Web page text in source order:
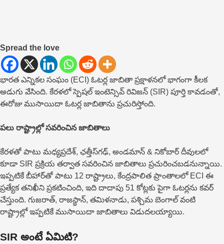
Spread the love
భారత ఎన్నికల సంఘం (ECI) ఓటర్ల జాబితా ప్రక్షాళనలో భాగంగా కీలక
అడుగు వేసింది. కేరళలో స్పెషల్ ఇంటెన్సివ్ రివిజన్ (SIR) పూర్తి కావడంతో,
ఈరోజు ముసాయిదా ఓటర్ల జాబితాను ప్రచురిస్తోంది.
పలు రాష్ట్రాల్లో సవరించిన జాబితాలు
కేరళతో పాటు మధ్యప్రదేశ్, ఛత్తీస్‌గఢ్, అండమాన్ & నికోబార్ దీవులలో
కూడా SIR ప్రక్రియ తర్వాత సవరించిన జాబితాలు ప్రచురించబడనున్నాయి.
ఇప్పటికే బీహార్‌తో పాటు 12 రాష్ట్రాలు, కేంద్రపాలిత ప్రాంతాలలో ECI ఈ
ప్రత్యేక తనిఖీని ప్రకటించింది, ఇది దాదాపు 51 కోట్లకు పైగా ఓటర్లను కవర్
చేస్తుంది. గుజరాత్, రాజస్థాన్, తమిళనాడు, పశ్చిమ బెంగాల్ వంటి
రాష్ట్రాల్లో ఇప్పటికే ముసాయిదా జాబితాలు విడుదలయ్యాయి.
SIR అంటే ఏమిటి?